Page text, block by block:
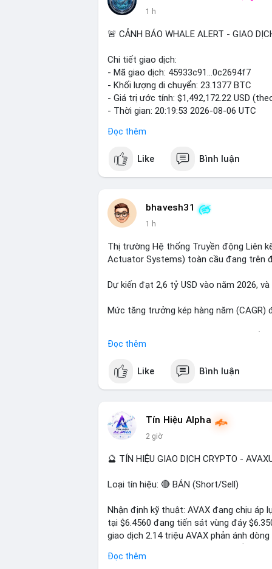
1 h
🚨 CẢNH BÁO WHALE ALERT - GIAO
Chi tiết giao dịch:
- Mã giao dịch: 45933c91...0c2694f7
- Khối lượng di chuyển: 23.1377 BTC
- Giá trị ước tính: $1,492,172.22 USD
- Thời gian: 20:19:53 2026-08-06 UTC
Nhận định phân tích hành vi của Cá voi
tiền đáng chú ý nhưng chưa đến mức
đang tái phân bổ tài sản giữa các ví
áp lực bán ngắn hạn có thể xuất hiện,
Lời khuyên ngắn gọn cho nhà đầu tư
đòn bẩy. Ngược lại, nếu BTC được
cực.
#23dot14btc #chuyenvilanh #aplucban
Đọc thêm
Like Bình luận
bhavesh31
1 h
Thị trường Hệ thống Truyền động Liên
Actuator Systems) toàn cầu đang trên
Dự kiến đạt 2,6 tỷ USD vào năm 2026,
Mức tăng trưởng kép hàng năm (CAGR)
Đọc thêm
Like Bình luận
Tín Hiệu Alpha
2 giờ
🔮 TÍN HIỆU GIAO DỊCH CRYPTO -
Loại tín hiệu: 🔴 BÁN (Short/Sell)
Nhận định kỹ thuật: AVAX đang chịu áp
tại $6.4560 đang tiến sát vùng đáy
giao dịch 2.14 triệu AVAX phản ánh
Đọc thêm